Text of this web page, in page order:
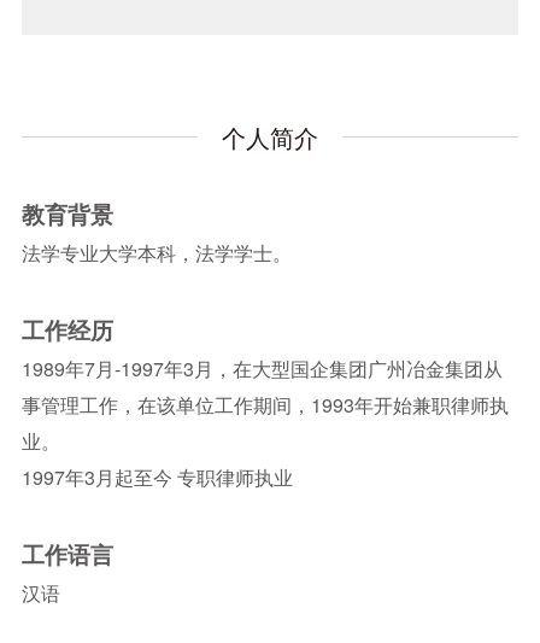
个人简介
教育背景
法学专业大学本科，法学学士。
工作经历
1989年7月-1997年3月，在大型国企集团广州冶金集团从
事管理工作，在该单位工作期间，1993年开始兼职律师执
业。
1997年3月起至今 专职律师执业
工作语言
汉语